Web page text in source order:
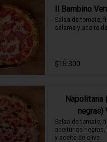
Il Bambino
Salsa de tomate,
salame y aceite
$15.300
Napolitana
negras)
Salsa de tomate,
aceitunas
y aceite de oliva.